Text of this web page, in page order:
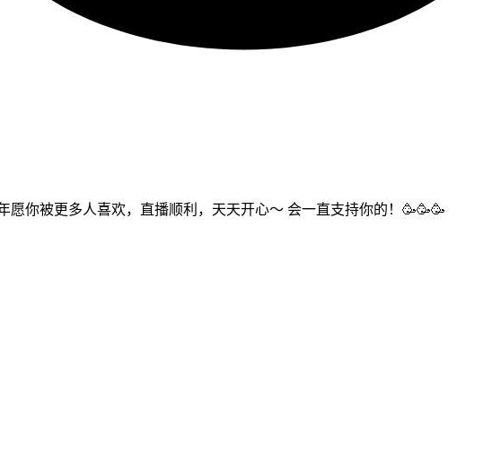
你被更多人喜欢，直播顺利，天天开心～ 会一直支持你的！🥳🥳🥳